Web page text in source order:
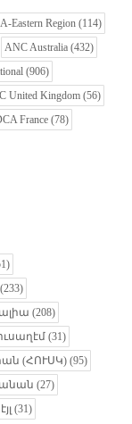
Eastern Region (114)
ANC Australia (432)
(906)
United Kingdom (56)
France (78)
(233)
(208)
(31)
(ՀՈՒՍԿ) (95)
(27)
(31)